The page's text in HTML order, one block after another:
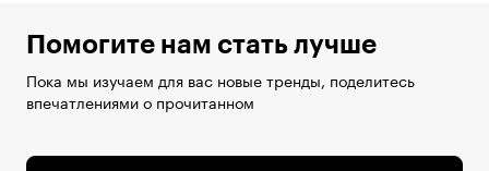
Помогите нам стать лучше
Пока мы изучаем для вас новые тренды, поделитесь
впечатлениями о прочитанном